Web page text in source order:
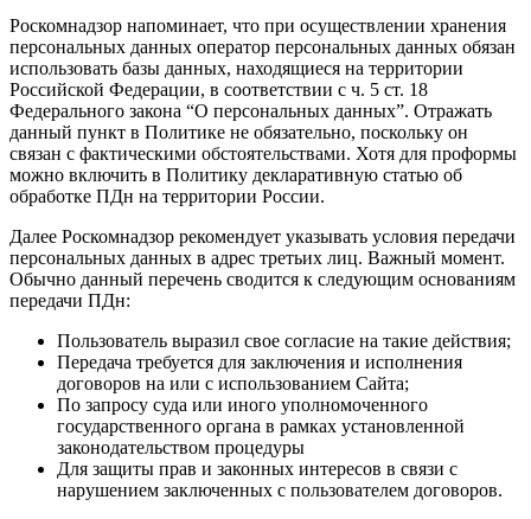
Роскомнадзор напоминает, что при осуществлении хранения
персональных данных оператор персональных данных обязан
использовать базы данных, находящиеся на территории
Российской Федерации, в соответствии с ч. 5 ст. 18
Федерального закона “О персональных данных”. Отражать
данный пункт в Политике не обязательно, поскольку он
связан с фактическими обстоятельствами. Хотя для проформы
можно включить в Политику декларативную статью об
обработке ПДн на территории России.
Далее Роскомнадзор рекомендует указывать условия передачи
персональных данных в адрес третьих лиц. Важный момент.
Обычно данный перечень сводится к следующим основаниям
передачи ПДн:
Пользователь выразил свое согласие на такие действия;
Передача требуется для заключения и исполнения
договоров на или с использованием Сайта;
По запросу суда или иного уполномоченного
государственного органа в рамках установленной
законодательством процедуры
Для защиты прав и законных интересов в связи с
нарушением заключенных с пользователем договоров.